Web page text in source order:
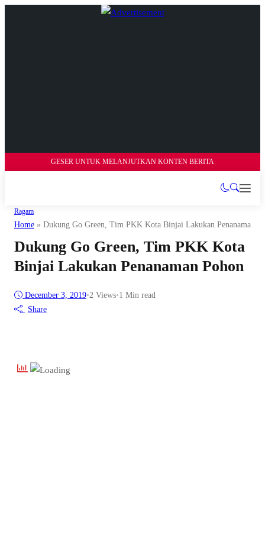
GESER UNTUK MELANJUTKAN KONTEN BERITA
Ragam
Home » Dukung Go Green, Tim PKK Kota Binjai Lakukan Penanaman
Dukung Go Green, Tim PKK Kota
Binjai Lakukan Penanaman Pohon
December 3, 2019•2 Views•1 Min read
Share